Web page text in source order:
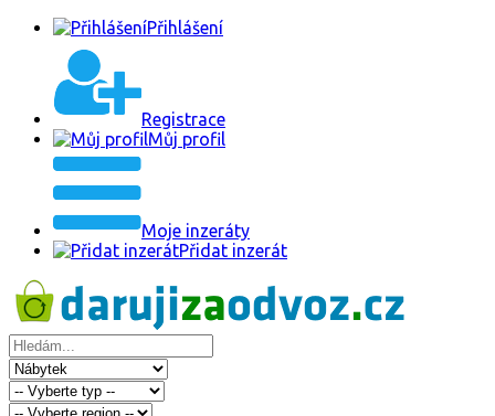
Přihlášení
Registrace
Můj profil
Moje inzeráty
Přidat inzerát